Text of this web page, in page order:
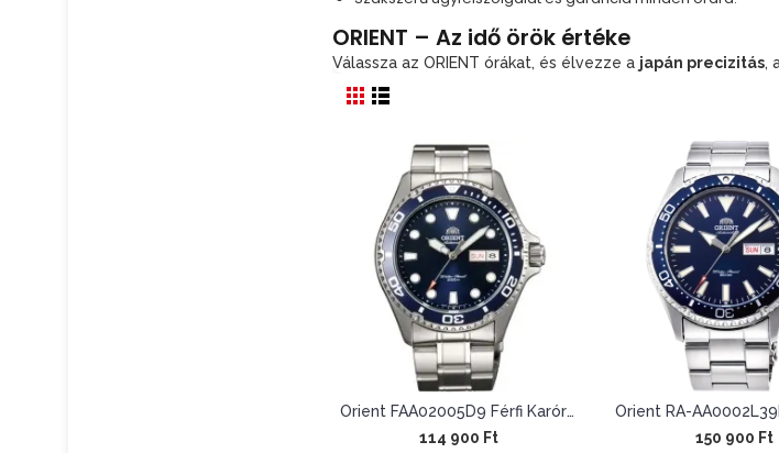
ORIENT – Az idő örök értéke
Válassza az ORIENT órákat, és élvezze a japán precizitás,
Orient FAA02005D9 Férfi Karóra - Mako II Automatic
114 900 Ft
150 900 Ft